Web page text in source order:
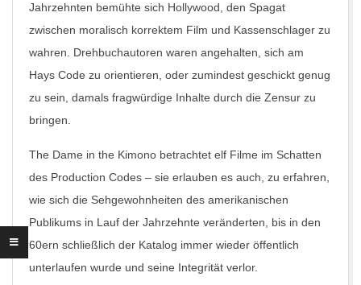
Jahrzehnten bemühte sich Hollywood, den Spagat
zwischen moralisch korrektem Film und Kassenschlager zu
wahren. Drehbuchautoren waren angehalten, sich am
Hays Code zu orientieren, oder zumindest geschickt genug
zu sein, damals fragwürdige Inhalte durch die Zensur zu
bringen.
The Dame in the Kimono betrachtet elf Filme im Schatten
des Production Codes – sie erlauben es auch, zu erfahren,
wie sich die Sehgewohnheiten des amerikanischen
Publikums in Lauf der Jahrzehnte veränderten, bis in den
60ern schließlich der Katalog immer wieder öffentlich
unterlaufen wurde und seine Integrität verlor.